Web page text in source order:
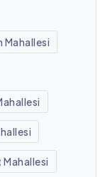
Mahallesi